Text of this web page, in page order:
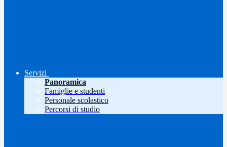
Servizi
Panoramica
Famiglie e studenti
Personale scolastico
Percorsi di studio